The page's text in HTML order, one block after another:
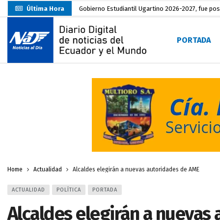
Última Hora Gobierno Estudiantil Ugartino 2026-2027, fue
Prefecto Clemente Bravo Inauguró Centro de
Carlos Rodríguez presentó documentación
Colombia reanuda venta de energía
Carlos Carrión Figueroa, Premio Nacional de
Incendio en local de comidas fue extinguido por
Presentación de Candidaturas de las Elecciones
Unidad Popular confirma acuerdo político con
PORTADA
Home Actualidad Alcaldes elegirán a nuevas autoridades de AME
ACTUALIDAD POLÍTICA PORTADA
Alcaldes elegirán a nuevas